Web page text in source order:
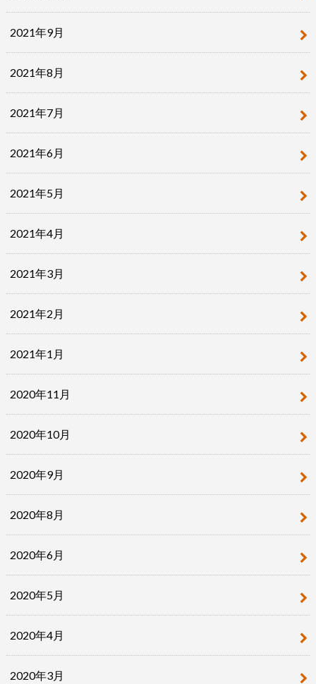
2021年9月
2021年8月
2021年7月
2021年6月
2021年5月
2021年4月
2021年3月
2021年2月
2021年1月
2020年11月
2020年10月
2020年9月
2020年8月
2020年6月
2020年5月
2020年4月
2020年3月